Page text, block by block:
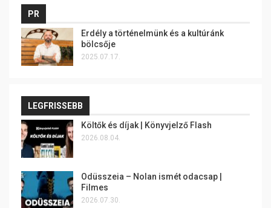
PR
Erdély a történelmünk és a kultúránk
bölcsője
2025.07.17.
LEGFRISSEBB
Költők és díjak | Könyvjelző Flash
2026.08.04.
Odüsszeia – Nolan ismét odacsap |
Filmes
2026.07.30.